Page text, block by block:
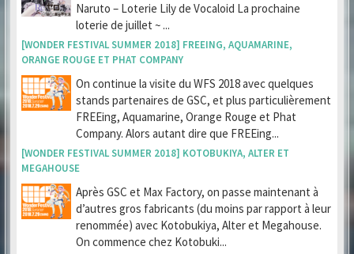
Naruto – Loterie Lily de Vocaloid La prochaine
loterie de juillet ~ ...
[WONDER FESTIVAL SUMMER 2018] FREEING, AQUAMARINE,
ORANGE ROUGE ET PHAT COMPANY
On continue la visite du WFS 2018 avec quelques
stands partenaires de GSC, et plus particulièrement
FREEing, Aquamarine, Orange Rouge et Phat
Company. Alors autant dire que FREEing...
[WONDER FESTIVAL SUMMER 2018] KOTOBUKIYA, ALTER ET
MEGAHOUSE
Après GSC et Max Factory, on passe maintenant à
d’autres gros fabricants (du moins par rapport à leur
renommée) avec Kotobukiya, Alter et Megahouse.
On commence chez Kotobuki...